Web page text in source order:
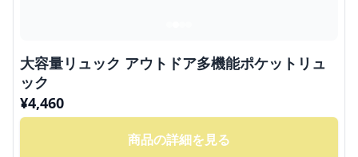
大容量リュック アウトドア多機能ポケットリュ
ック
¥4,460
商品の詳細を見る